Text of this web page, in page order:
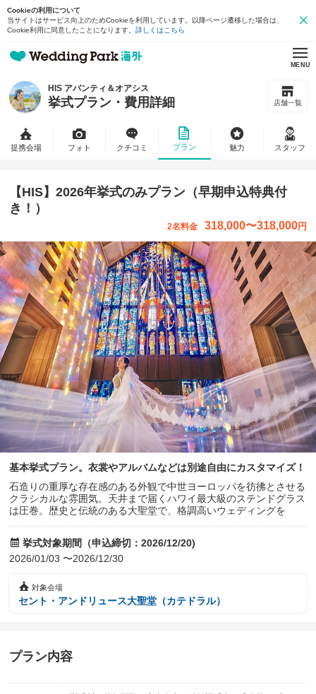
Cookieの利用について
当サイトはサービス向上のためCookieを利用しています。以降ページ遷移した場合は、
Cookie利用に同意したことになります。 詳しくはこちら
MENU
HIS アバンティ＆オアシス
挙式プラン・費用詳細 店舗一覧
提携会場 フォト クチコミ プラン 魅力 スタッフ
【HIS】2026年挙式のみプラン（早期申込特典付
き！）
2名料金 318,000〜318,000円
基本挙式プラン。衣裳やアルバムなどは別途自由にカスタマイズ！
石造りの重厚な存在感のある外観で中世ヨーロッパを彷彿とさせる
クラシカルな雰囲気。天井まで届くハワイ最大級のステンドグラス
は圧巻。歴史と伝統のある大聖堂で、格調高いウェディングを
挙式対象期間（申込締切：2026/12/20)
2026/01/03 〜2026/12/30
対象会場
セント・アンドリュース大聖堂（カテドラル）
プラン内容